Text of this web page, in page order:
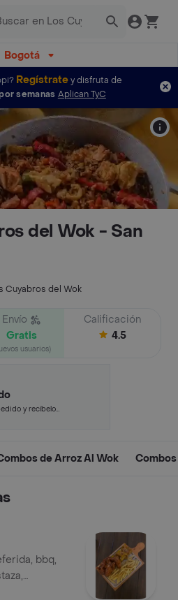
Bogotá
Regístratey disfruta de
semanas Aplican TyC
del Wok - San
Cuyabros del Wok
Envío
Gratis
usuarios)
Calificación
4.5
y recíbelo
de Arroz Al Wok Combos
bbq,
papa a la